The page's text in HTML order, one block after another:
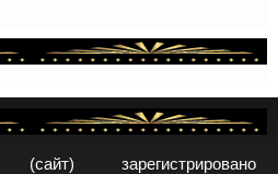
зарегистрировано